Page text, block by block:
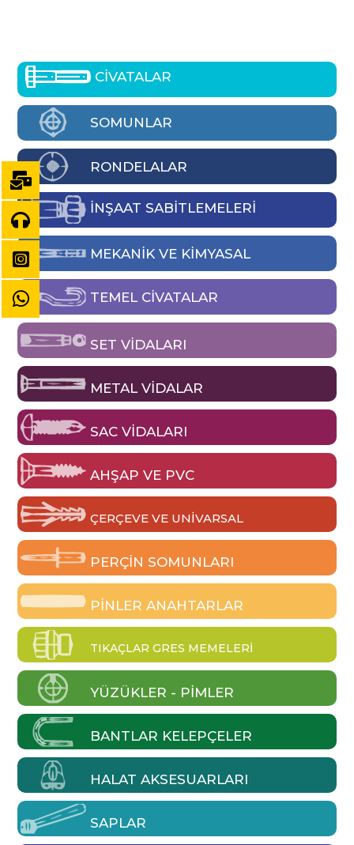
CİVATALAR
SOMUNLAR
RONDELALAR
İNŞAAT SABİTLEMELERİ
MEKANIK VE KIMYASAL
TEMEL CIVATALAR
SET VIDALARI
METAL VIDALAR
SAC VIDALARI
AHŞAP VE PVC
ÇERÇEVE VE UNIVARSAL
PERÇIN SOMUNLARI
PINLER ANAHTARLAR
TIKAÇLAR GRES MEMELERI
YÜZÜKLER - PIMLER
BANTLAR KELEPÇELER
HALAT AKSESUARLARI
SAPLAR